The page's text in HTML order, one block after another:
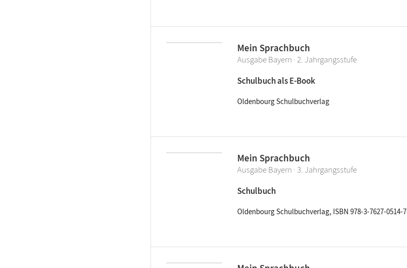
Mein Sprachbuch
Ausgabe Bayern · 2. Jahrgangsstufe
Schulbuch als E-Book
Oldenbourg Schulbuchverlag
Mein Sprachbuch
Ausgabe Bayern · 3. Jahrgangsstufe
Schulbuch
Oldenbourg Schulbuchverlag, ISBN 978-3-7627-0514-7